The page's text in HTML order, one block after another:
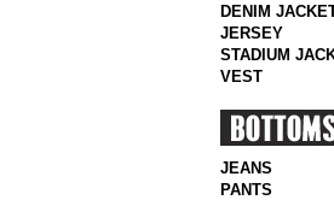
DENIM
JERSEY
STADIUM
VEST
JEANS
PANTS